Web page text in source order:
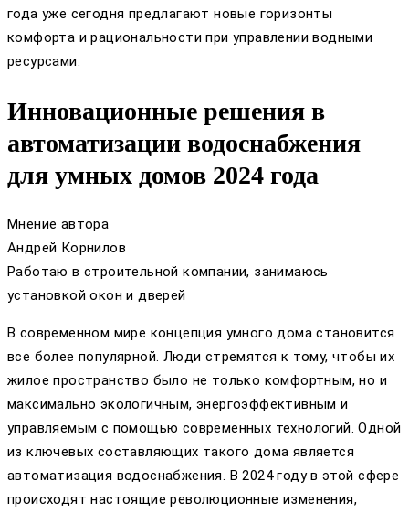
года уже сегодня предлагают новые горизонты
комфорта и рациональности при управлении водными
ресурсами.
Инновационные решения в
автоматизации водоснабжения
для умных домов 2024 года
Мнение автора
Андрей Корнилов
Работаю в строительной компании, занимаюсь
установкой окон и дверей
В современном мире концепция умного дома становится
все более популярной. Люди стремятся к тому, чтобы их
жилое пространство было не только комфортным, но и
максимально экологичным, энергоэффективным и
управляемым с помощью современных технологий. Одной
из ключевых составляющих такого дома является
автоматизация водоснабжения. В 2024 году в этой сфере
происходят настоящие революционные изменения,